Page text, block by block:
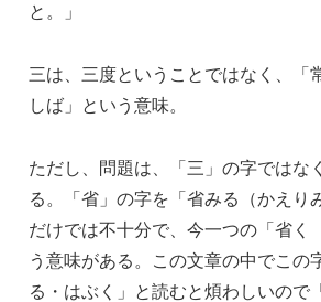
と。」
三は、三度ということではなく、「
しば」という意味。
ただし、問題は、「三」の字ではな
る。「省」の字を「省みる（かえり
だけでは不十分で、今一つの「省く
う意味がある。この文章の中でこの
る・はぶく」と読むと煩わしいので